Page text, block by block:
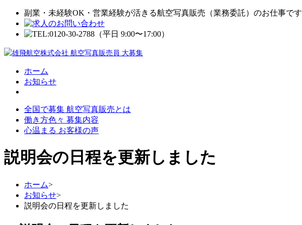
副業・未経験OK・営業経験が活きる航空写真販売（業務委託）のお仕事です
ホーム
お知らせ
全国で募集 航空写真販売とは
働き方色々 募集内容
心温まる お客様の声
説明会の日程を更新しました
ホーム>
お知らせ>
説明会の日程を更新しました